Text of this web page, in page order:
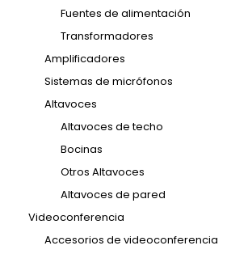
Fuentes de alimentación
Transformadores
Amplificadores
Sistemas de micrófonos
Altavoces
Altavoces de techo
Bocinas
Otros Altavoces
Altavoces de pared
Videoconferencia
Accesorios de videoconferencia